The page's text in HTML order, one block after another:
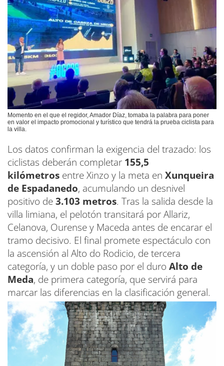
Momento en el que el regidor, Amador Díaz, tomaba la palabra para poner
en valor el impacto promocional y turístico que tendrá la prueba ciclista para
la villa.
Los datos confirman la exigencia del trazado: los
ciclistas deberán completar 155,5
kilómetros entre Xinzo y la meta en Xunqueira
de Espadanedo, acumulando un desnivel
positivo de3.103 metros. Tras la salida desde la
villa limiana, el pelotón transitará por Allariz,
Celanova, Ourense y Maceda antes de encarar el
tramo decisivo. El final promete espectáculo con
la ascensión al Alto do Rodicio, de tercera
categoría, y un doble paso por el duro Alto de
Meda, de primera categoría, que servirá para
marcar las diferencias en la clasificación general.